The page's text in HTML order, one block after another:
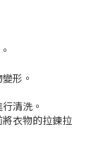
形。
清洗。
衣物的拉鍊拉